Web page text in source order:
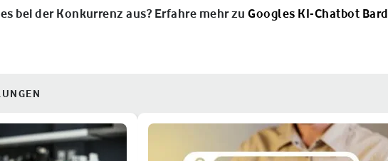
bei der Konkurrenz aus? Erfahre mehr zuGoogles KI-Chatbot Bard